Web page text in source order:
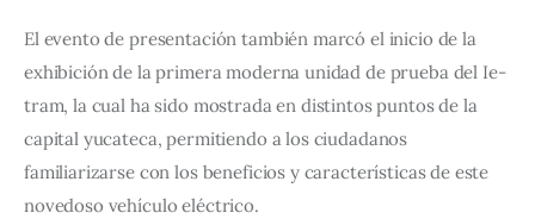
El evento de presentación también marcó el inicio de la
exhibición de la primera moderna unidad de prueba del Ie-
tram, la cual ha sido mostrada en distintos puntos de la
capital yucateca, permitiendo a los ciudadanos
familiarizarse con los beneficios y características de este
novedoso vehículo eléctrico.